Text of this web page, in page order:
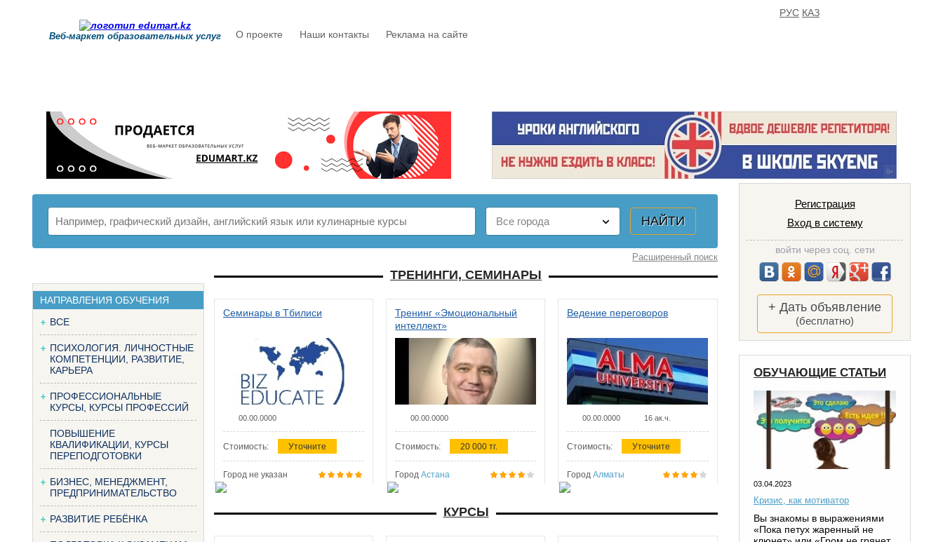
Веб-маркет образовательных услуг О проекте Наши контакты Реклама на сайте
РУС КАЗ
Расширенный поиск
НАПРАВЛЕНИЯ ОБУЧЕНИЯ
ВСЕ
ПСИХОЛОГИЯ. ЛИЧНОСТНЫЕ
КОМПЕТЕНЦИИ, РАЗВИТИЕ,
КАРЬЕРА
ПРОФЕССИОНАЛЬНЫЕ
КУРСЫ, КУРСЫ ПРОФЕССИЙ
ПОВЫШЕНИЕ
КВАЛИФИКАЦИИ, КУРСЫ
ПЕРЕПОДГОТОВКИ
БИЗНЕС, МЕНЕДЖМЕНТ,
ПРЕДПРИНИМАТЕЛЬСТВО
РАЗВИТИЕ РЕБЁНКА
ТРЕНИНГИ, СЕМИНАРЫ
Семинары в Тбилиси
00.00.0000
Стоимость: Уточните
Город не указан
Тренинг «Эмоциональный
интеллект»
00.00.0000
Стоимость: 20 000 тг.
Город Астана
Ведение переговоров
00.00.0000 16 ак.ч.
Стоимость: Уточните
Город Алматы
КУРСЫ
Регистрация
Вход в систему
войти через соц. сети
+ Дать объявление
(бесплатно)
ОБУЧАЮЩИЕ СТАТЬИ
03.04.2023
Кризис, как мотиватор
Вы знакомы в выражениями
«Пока петух жаренный не